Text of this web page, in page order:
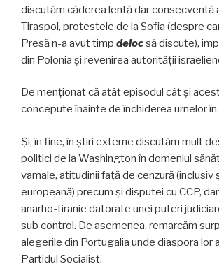
discutăm căderea lentă dar consecventă
Tiraspol, protestele de la Sofia (despre
Presă n-a avut timp delocsă discute),
din Polonia și revenirea autorității
De menționat că atât episodul cât și
concepute înainte de închiderea urnelor în
Și, în fine, în știri externe discutăm mult
politici de la Washington în domeniul
vamale, atitudinii față de cenzură (inclusiv
europeană) precum și disputei cu CCP,
anarho-tiranie datorate unei puteri
sub control. De asemenea, remarcăm
alegerile din Portugalia unde diaspora lor
Partidul Socialist.